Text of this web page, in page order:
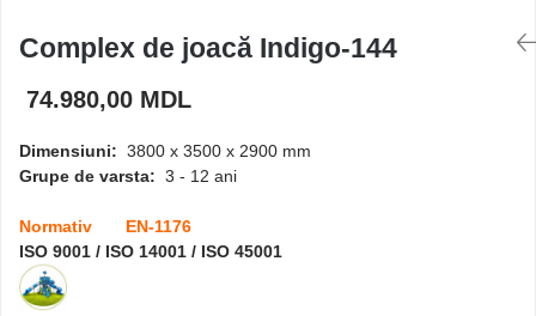
Gardulețe
Echipamente pentru
Pavilioane pentru grădinițe
Complex de joacă Indigo-144
74.980,00 MDL
Dimensiuni: 3800 x 3500 x 2900 mm
Grupe de varsta: 3 - 12 ani
Normativ EN-1176
ISO 9001 / ISO 14001 / ISO 45001